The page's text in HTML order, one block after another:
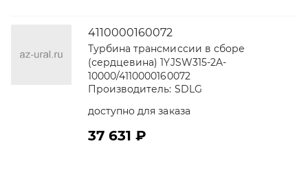
4110000160072
Турбина трансмиссии в сборе
(сердцевина) 1YJSW315-2A-
10000/4110000160072
Производитель: SDLG
доступно для заказа
37 631 ₽